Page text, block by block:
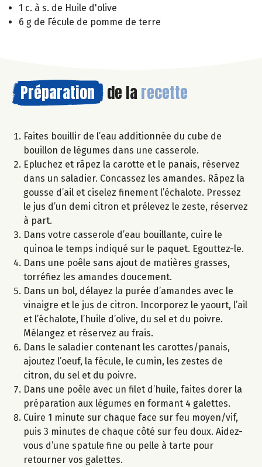
1 c. à s. de Huile d'olive
6 g de Fécule de pomme de terre
Préparation de la recette
Faites bouillir de l’eau additionnée du cube de
bouillon de légumes dans une casserole.
Epluchez et râpez la carotte et le panais, réservez
dans un saladier. Concassez les amandes. Râpez la
gousse d’ail et ciselez finement l’échalote. Pressez
le jus d’un demi citron et prélevez le zeste, réservez
à part.
Dans votre casserole d’eau bouillante, cuire le
quinoa le temps indiqué sur le paquet. Egouttez-le.
Dans une poêle sans ajout de matières grasses,
torréfiez les amandes doucement.
Dans un bol, délayez la purée d’amandes avec le
vinaigre et le jus de citron. Incorporez le yaourt, l’ail
et l’échalote, l’huile d’olive, du sel et du poivre.
Mélangez et réservez au frais.
Dans le saladier contenant les carottes/panais,
ajoutez l’oeuf, la fécule, le cumin, les zestes de
citron, du sel et du poivre.
Dans une poêle avec un filet d’huile, faites dorer la
préparation aux légumes en formant 4 galettes.
Cuire 1 minute sur chaque face sur feu moyen/vif,
puis 3 minutes de chaque côté sur feu doux. Aidez-
vous d’une spatule fine ou pelle à tarte pour
retourner vos galettes.